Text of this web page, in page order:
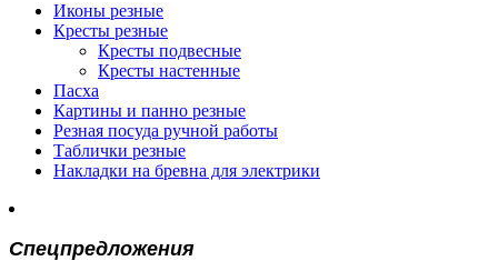
Иконы резные
Кресты резные
Кресты подвесные
Кресты настенные
Пасха
Картины и панно резные
Резная посуда ручной работы
Таблички резные
Накладки на бревна для электрики
Спецпредложения